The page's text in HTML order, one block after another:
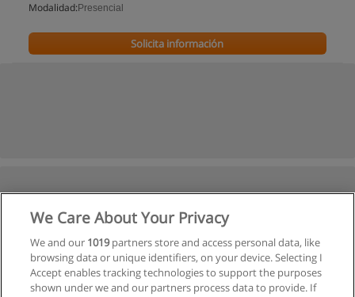
Modalidad: Presencial
Solicita información
We Care About Your Privacy
We and our 1019partners store and access personal data, like
browsing data or unique identifiers, on your device. Selecting I
Accept enables tracking technologies to support the purposes
shown under we and our partners process data to provide. If